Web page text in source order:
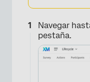
Navegar
pestaña.